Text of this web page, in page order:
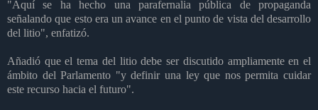
"Aquí se ha hecho una parafernalia pública de propaganda
señalando que esto era un avance en el punto de vista del desarrollo
del litio", enfatizó.
Añadió que el tema del litio debe ser discutido ampliamente en el
ámbito del Parlamento "y definir una ley que nos permita cuidar
este recurso hacia el futuro".